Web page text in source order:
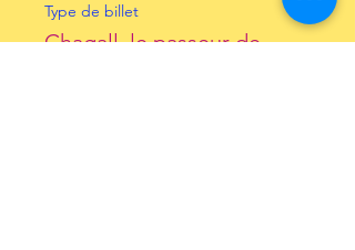
Type de billet
Chagall, le passeur de